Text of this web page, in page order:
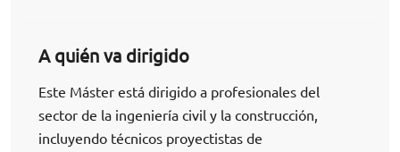
A quién va dirigido
Este Máster está dirigido a profesionales del
sector de la ingeniería civil y la construcción,
incluyendo técnicos proyectistas de